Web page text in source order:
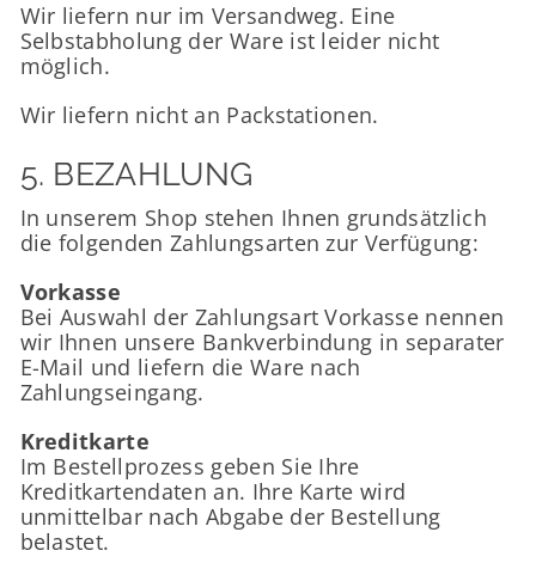
Wir liefern nur im Versandweg. Eine
Selbstabholung der Ware ist leider nicht
möglich.
Wir liefern nicht an Packstationen.
5. BEZAHLUNG
In unserem Shop stehen Ihnen grundsätzlich
die folgenden Zahlungsarten zur Verfügung:
Vorkasse
Bei Auswahl der Zahlungsart Vorkasse nennen
wir Ihnen unsere Bankverbindung in separater
E-Mail und liefern die Ware nach
Zahlungseingang.
Kreditkarte
Im Bestellprozess geben Sie Ihre
Kreditkartendaten an. Ihre Karte wird
unmittelbar nach Abgabe der Bestellung
belastet.